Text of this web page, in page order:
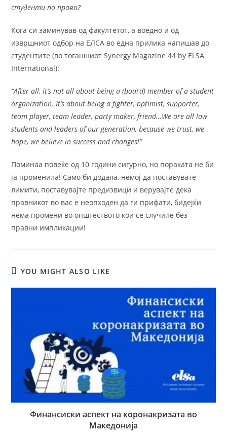
студенти по право?
Кога си заминував од факултетот, а воедно и од
извршниот одбор на ЕЛСА во една прилика напишав до
студентите (во тогашниот Synergy Magazine 44 by ELSA
International):
“After all, it’s not all about being a (board) member of a student
organization. It’s about being a fighter, optimist, supporter,
team player, team leader, party maker, friend…We are all law
students and leaders of our generation, because we trust, we
hope, we believe in success and changes!”
Поминаа повеќе од 10 години сигурно, но пораката не би
ја променила! Само би додала, немој да поставувате
лимити, поставувајте предизвици и верувајте дека
правникот во вас е неопходен да ги прифати, бидејќи
нема промени во општеството кои се случиле без
правни импликации!
YOU MIGHT ALSO LIKE
Финансиски аспект на коронакризата во
Македонија